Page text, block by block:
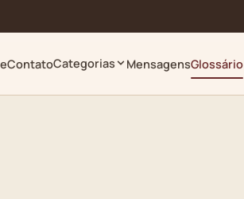
ContatoCategorias MensagensGlossário